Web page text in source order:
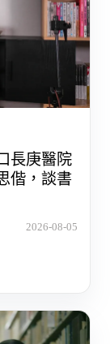
長庚醫院
偕，談書
2026-08-05